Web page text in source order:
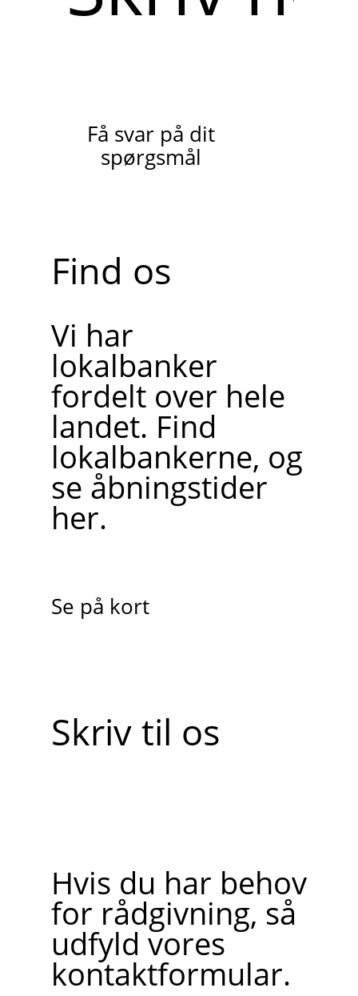
Få svar på dit
spørgsmål
Find os
Vi har
lokalbanker
fordelt over hele
landet. Find
lokalbankerne, og
se åbningstider
her.
Se på kort
Skriv til os
Hvis du har behov
for rådgivning, så
udfyld vores
kontaktformular.